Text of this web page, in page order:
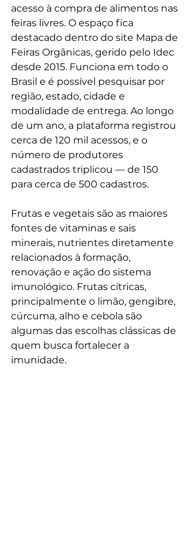
acesso à compra de alimentos nas
feiras livres. O espaço fica
destacado dentro do site Mapa de
Feiras Orgânicas, gerido pelo Idec
desde 2015. Funciona em todo o
Brasil e é possível pesquisar por
região, estado, cidade e
modalidade de entrega. Ao longo
de um ano, a plataforma registrou
cerca de 120 mil acessos, e o
número de produtores
cadastrados triplicou — de 150
para cerca de 500 cadastros.
Frutas e vegetais são as maiores
fontes de vitaminas e sais
minerais, nutrientes diretamente
relacionados à formação,
renovação e ação do sistema
imunológico. Frutas cítricas,
principalmente o limão, gengibre,
cúrcuma, alho e cebola são
algumas das escolhas clássicas de
quem busca fortalecer a
imunidade.